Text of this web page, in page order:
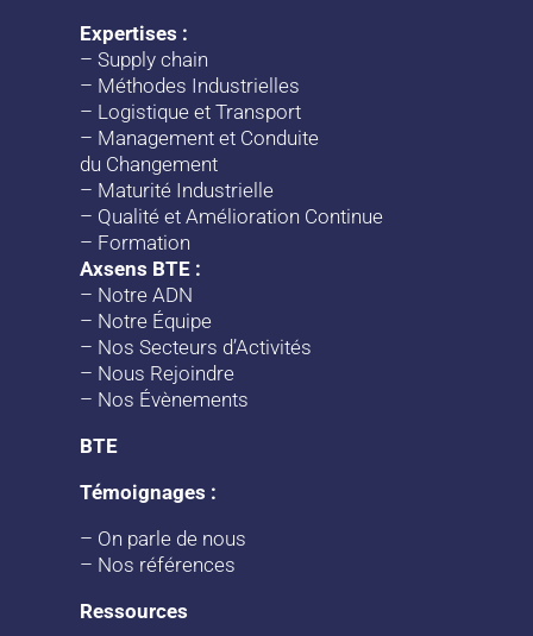
Expertises :
–Supply chain
– Méthodes Industrielles
– Logistique et Transport
– Management et Conduite
du Changement
– Maturité Industrielle
– Qualité et Amélioration Continue
– Formation
Axsens BTE :
– Notre ADN
– Notre Équipe
– Nos Secteurs d’Activités
– Nous Rejoindre
– Nos Évènements
BTE
Témoignages :
– On parle de nous
– Nos références
Ressources